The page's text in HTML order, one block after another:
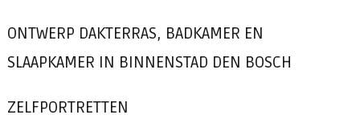
ONTWERP DAKTERRAS, BADKAMER EN
SLAAPKAMER IN BINNENSTAD DEN BOSCH
ZELFPORTRETTEN